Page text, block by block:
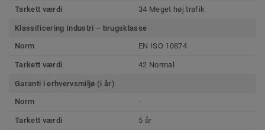
Tarkett værdi 34 Meget høj trafik
Klassificering Industri – brugsklasse
Norm
EN ISO 10874
Tarkett værdi 42 Normal
Garanti i erhvervsmiljø (i år)
Norm
-
Tarkett værdi 5 år